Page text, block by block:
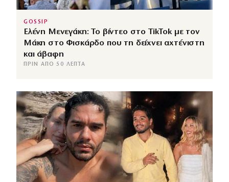
GOSSIP
Ελένη Μενεγάκη: Το βίντεο στο TikTok με τον
Μάκη στο Φισκάρδο που τη δείχνει αχτένιστη
και άβαφη
ΠΡΙΝ ΑΠΌ 50 ΛΕΠΤΆ